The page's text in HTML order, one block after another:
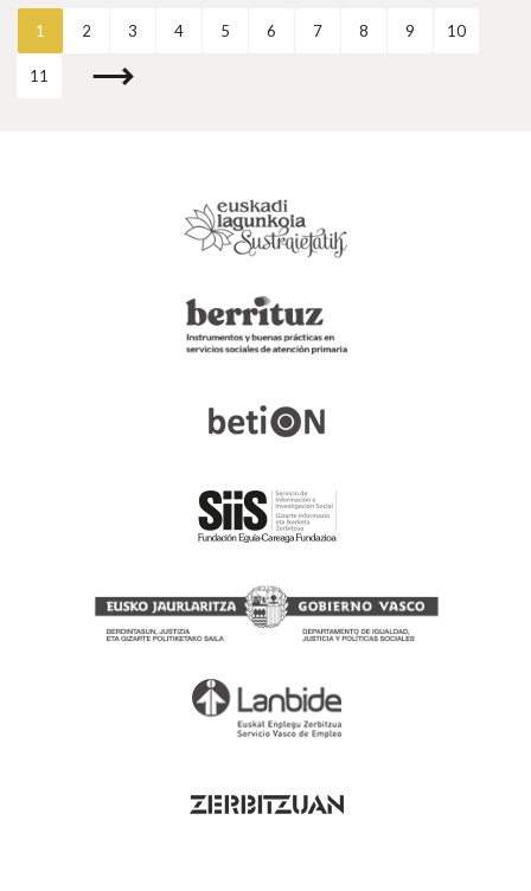
1 2 3 4 5 6 7 8 9 10
11